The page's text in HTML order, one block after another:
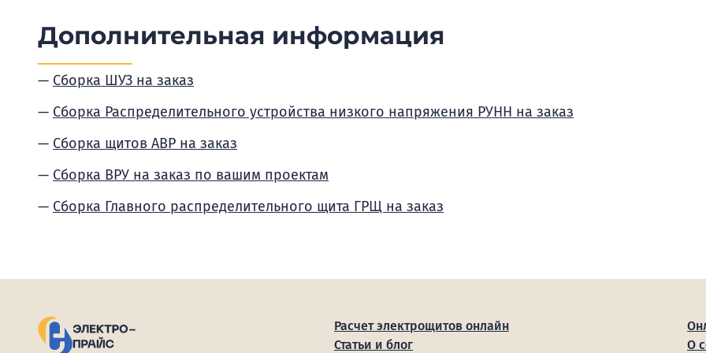
Дополнительная информация
Сборка ШУЗ на заказ
Сборка Распределительного устройства низкого напряжения РУНН на заказ
Сборка щитов АВР на заказ
Сборка ВРУ на заказ по вашим проектам
Сборка Главного распределительного щита ГРЩ на заказ
Расчет электрощитов онлайн
Статьи и блог
О